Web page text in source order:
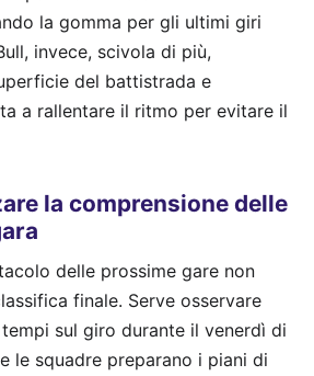
la gomma per gli ultimi giri
invece, scivola di più,
del battistrada e
a rallentare il ritmo per evitare il
la comprensione delle
delle prossime gare non
finale. Serve osservare
sul giro durante il venerdì di
le squadre preparano i piani di